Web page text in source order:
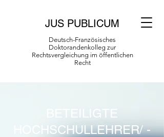
JUS PUBLICUM
Deutsch-Französisches
Doktorandenkolleg zur
Rechtsvergleichung im öffentlichen
Recht
BETEILIGTE
HOCHSCHULLEHRER/ -